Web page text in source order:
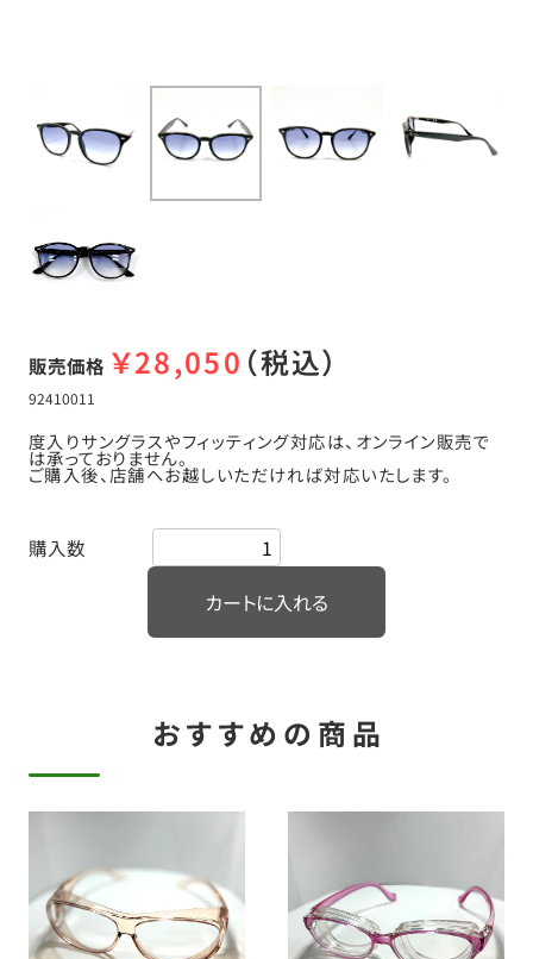
販売価格 ￥28,050 （税込）
92410011
度入りサングラスやフィッティング対応は、オンライン販売で
は承っておりません。
ご購入後、店舗へお越しいただければ対応いたします。
購入数
おすすめの商品